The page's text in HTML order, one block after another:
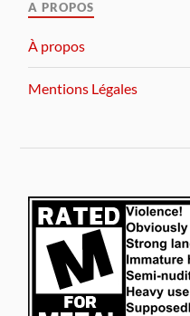
A PROPOS
À propos
Mentions Légales